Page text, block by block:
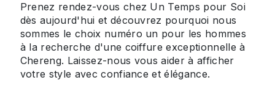
Prenez rendez-vous chez Un Temps pour Soi
dès aujourd'hui et découvrez pourquoi nous
sommes le choix numéro un pour les hommes
à la recherche d'une coiffure exceptionnelle à
Chereng. Laissez-nous vous aider à afficher
votre style avec confiance et élégance.